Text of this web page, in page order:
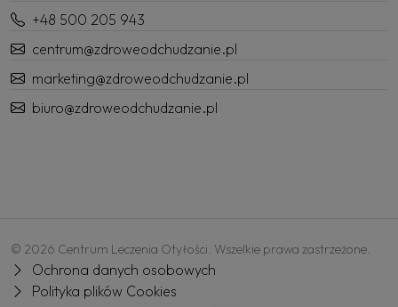
+48 500 205 943
centrum@zdroweodchudzanie.pl
marketing@zdroweodchudzanie.pl
biuro@zdroweodchudzanie.pl
© 2026 Centrum Leczenia Otyłości. Wszelkie prawa zastrzeżone.
Ochrona danych osobowych
Polityka plików Cookies